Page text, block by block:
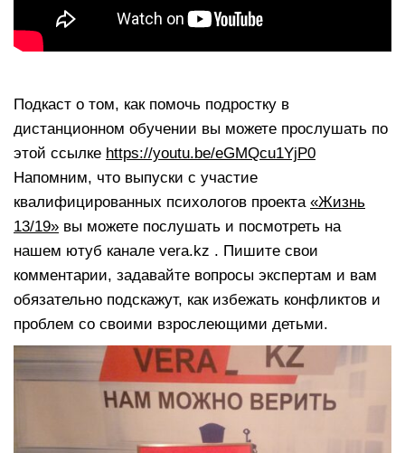
Подкаст о том, как помочь подростку в
дистанционном обучении вы можете прослушать по
этой ссылке https://youtu.be/eGMQcu1YjP0
Напомним, что выпуски с участие
квалифицированных психологов проекта «Жизнь
13/19» вы можете послушать и посмотреть на
нашем ютуб канале vera.kz . Пишите свои
комментарии, задавайте вопросы экспертам и вам
обязательно подскажут, как избежать конфликтов и
проблем со своими взрослеющими детьми.